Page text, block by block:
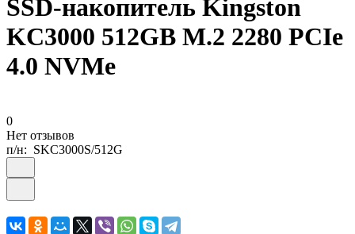
SSD-накопитель Kingston
KC3000 512GB M.2 2280 PCIe
4.0 NVMe
0
Нет отзывов
п/н: SKC3000S/512G